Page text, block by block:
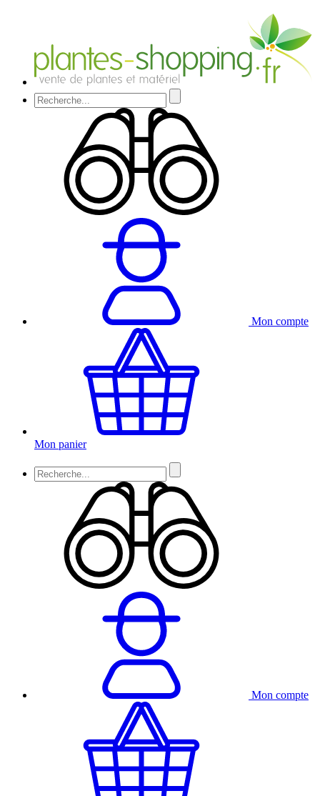
Mon compte
Mon panier
Mon compte